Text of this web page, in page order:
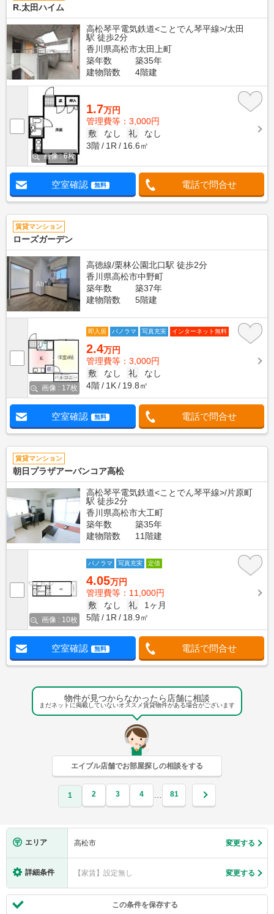
R.太田ハイム
高松琴平電気鉄道<ことでん琴平線>/太田
駅 徒歩2分
香川県高松市太田上町
築年数
築35年
建物階数
4階建
画像 : 6枚
1.7万円
管理費等：3,000円
敷
なし 礼
なし
3階
1R 16.6㎡
空室確認 無料 電話で問合せ
賃貸マンション
ローズガーデン
高徳線/栗林公園北口駅 徒歩2分
香川県高松市中野町
築年数
築37年
建物階数
5階建
画像 : 17枚
即入居 パノラマ 写真充実 インターネット無料
2.4万円
管理費等：3,000円
敷
なし 礼
なし
4階
1K 19.8㎡
空室確認 無料 電話で問合せ
賃貸マンション
朝日プラザアーバンコア高松
高松琴平電気鉄道<ことでん琴平線>/片原町
駅 徒歩2分
香川県高松市大工町
築年数
築35年
建物階数
11階建
画像 : 10枚
パノラマ 写真充実 定借
4.05万円
管理費等：11,000円
敷
なし 礼
1ヶ月
5階
1R 18.9㎡
空室確認 無料 電話で問合せ
物件が見つからなかったら店舗に相談
まだネットに掲載していないオススメ賃貸物件がある場合がございます
エイブル店舗でお部屋探しの相談をする
1 2 3 4 … 81
エリア 高松市 変更する
詳細条件 【家賃】設定無し 変更する
この条件を保存する